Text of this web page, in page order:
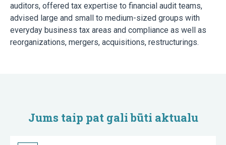
auditors, offered tax expertise to financial audit teams,
advised large and small to medium-sized groups with
everyday business tax areas and compliance as well as
reorganizations, mergers, acquisitions, restructurings.
Jums taip pat gali būti aktualu